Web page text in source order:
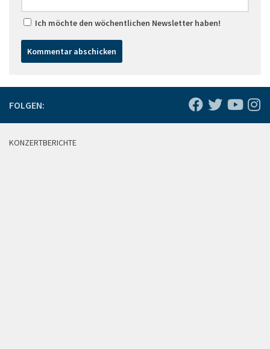
Ich möchte den wöchentlichen Newsletter haben!
FOLGEN:
KONZERTBERICHTE